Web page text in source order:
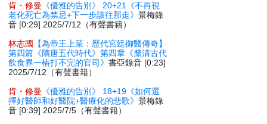
肯・修曼
《優雅的告別》 20+21《不再視
老化死亡為禁忌+下一步該往那走》景梅錄
音 [0:29] 2025/7/12（有聲書籍）
林志國
【為帝王上菜：歷代宮廷御醫傳奇】
第四篇《隋唐五代時代》第四章《釐清古代
飲食界一樁打不完的官司》書亞錄音 [0:23]
2025/7/12（有聲書籍）
肯・修曼
《優雅的告別》 18+19《如何選
擇好醫師和好醫院+醫療化的悲歌》景梅錄
音 [0:39] 2025/7/5（有聲書籍）